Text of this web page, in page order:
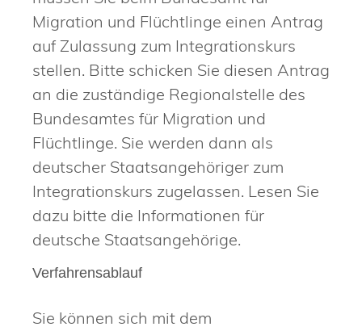
Migration und Flüchtlinge einen Antrag
auf Zulassung zum Integrationskurs
stellen. Bitte schicken Sie diesen Antrag
an die zuständige Regionalstelle des
Bundesamtes für Migration und
Flüchtlinge. Sie werden dann als
deutscher Staatsangehöriger zum
Integrationskurs zugelassen. Lesen Sie
dazu bitte die Informationen für
deutsche Staatsangehörige.
Verfahrensablauf
Sie können sich mit dem